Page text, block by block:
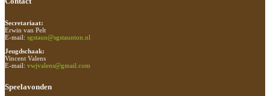
Secretariaat:
Erwin van Pelt
E-mail: sgstaun@sgstaunton.nl
Jeugdschaak:
Vincent Valens
E-mail: vwjvalens@gmail.com
Speelavonden